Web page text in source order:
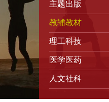
主题出版
教辅教材
理工科技
医学医药
人文社科